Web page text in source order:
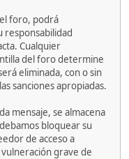
foro, podrá
responsabilidad
Cualquier
del foro determine
eliminada, con o sin
sanciones apropiadas.
mensaje, se almacena
bloquear su
de acceso a
grave de